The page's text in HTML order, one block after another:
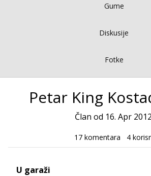
Gume
Diskusije
Fotke
Petar King
Član od 16. Apr
17 komentara 4
U garaži